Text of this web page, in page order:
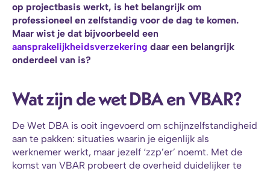
op projectbasis werkt, is het belangrijk om
professioneel en zelfstandig voor de dag te komen.
aansprakelijkheidsverzekering daar een belangrijk
onderdeel van is?
Wat zijn de wet DBA en VBAR?
De Wet DBA is ooit ingevoerd om schijnzelfstandigheid
aan te pakken: situaties waarin je eigenlijk als
werknemer werkt, maar jezelf ‘zzp’er’ noemt. Met de
komst van VBAR probeert de overheid duidelijker te